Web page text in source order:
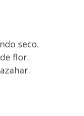
seco.
flor.